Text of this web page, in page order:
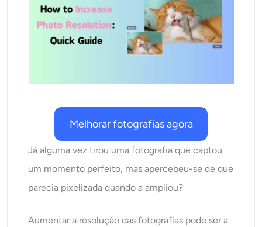
AI Recolorir
Gerador de Imagens com Estilo por IA
Trocador de penteado
Trocador de roupas
Bebê AI
Melhorar fotografias agora
Já alguma vez tirou uma fotografia que captou
um momento perfeito, mas apercebeu-se de que
parecia pixelizada quando a ampliou?
Aumentar a resolução das fotografias pode ser a